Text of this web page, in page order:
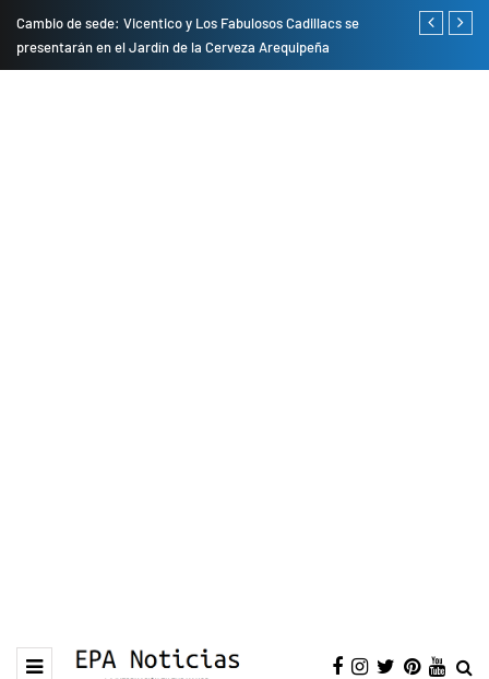
Cambio de sede: Vicentico y Los Fabulosos Cadillacs se
presentarán en el Jardín de la Cerveza Arequipeña
Empresas